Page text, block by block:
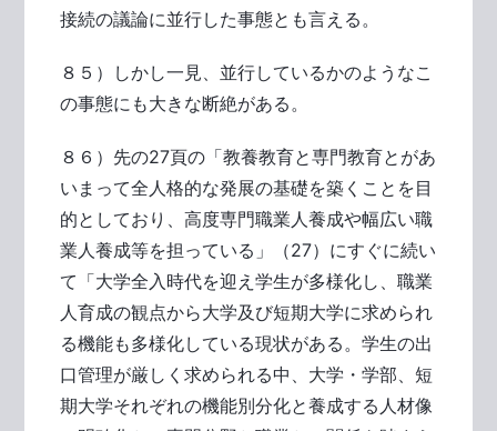
接続の議論に並行した事態とも言える。
８５）しかし一見、並行しているかのようなこ
の事態にも大きな断絶がある。
８６）先の27頁の「教養教育と専門教育とがあ
いまって全人格的な発展の基礎を築くことを目
的としており、高度専門職業人養成や幅広い職
業人養成等を担っている」（27）にすぐに続い
て「大学全入時代を迎え学生が多様化し、職業
人育成の観点から大学及び短期大学に求められ
る機能も多様化している現状がある。学生の出
口管理が厳しく求められる中、大学・学部、短
期大学それぞれの機能別分化と養成する人材像